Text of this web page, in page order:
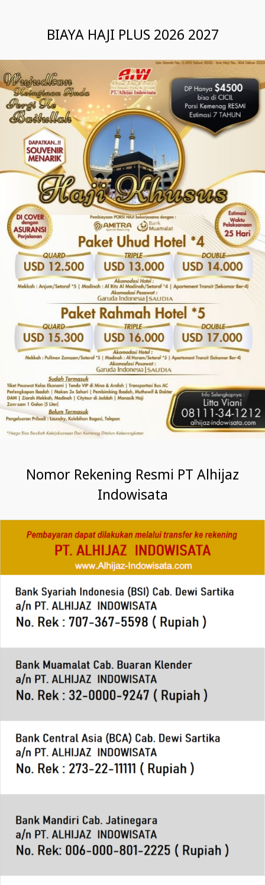
BIAYA HAJI PLUS 2026 2027
Nomor Rekening Resmi PT Alhijaz
Indowisata